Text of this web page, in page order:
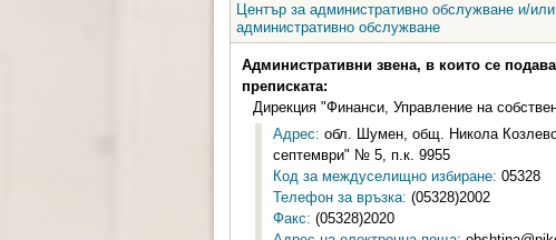
Център за административно обслужване и/
административно обслужване
Административни звена, в които се
преписката:
Дирекция "Финанси, Управление на
Адрес: обл. Шумен, общ. Никола
септември" № 5, п.к. 9955
Код за междуселищно избиране: 05328
Телефон за връзка: (05328)2002
Факс: (05328)2020